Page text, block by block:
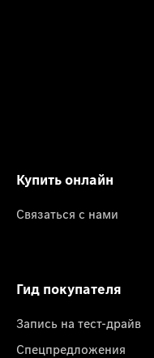
Купить онлайн
Связаться с нами
Гид покупателя
Запись на тест-драйв
Спецпредложения